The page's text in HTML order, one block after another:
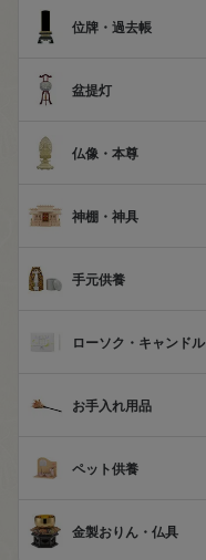
位牌・過去帳
盆提灯
仏像・本尊
神棚・神具
手元供養
ローソク・キャンドル
お手入れ用品
ペット供養
金製おりん・仏具